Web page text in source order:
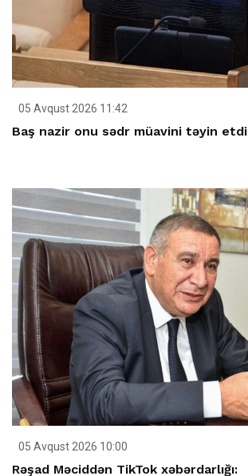
05 Avqust 2026 11:42
Baş nazir onu sədr müavini təyin etdi
05 Avqust 2026 10:00
Rəşad Məciddən TikTok xəbərdarlığı: